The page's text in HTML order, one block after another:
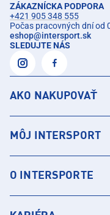
ZÁKAZNÍCKA PODPORA
+421 905 348 555
Počas pracovných dní od
eshop@intersport.sk
SLEDUJTE NÁS
AKO NAKUPOVAŤ
MÔJ INTERSPORT
O INTERSPORTE